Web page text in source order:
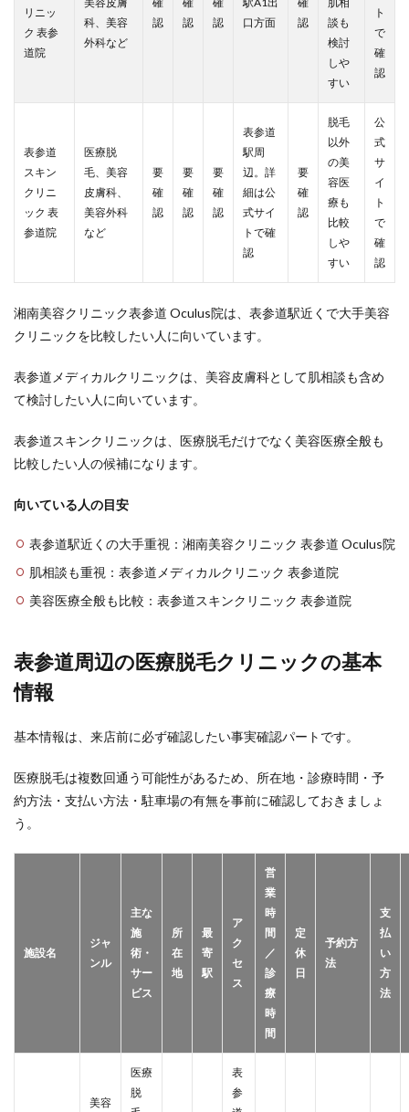
リニッ
ク 表参
道院
科、美容
外科など
認
認
認
口方面
認
談も
検討
しや
すい
ト
で
確
認
表参道
スキン
クリニ
ック 表
参道院
医療脱
毛、美容
皮膚科、
美容外科
など
要
確
認
要
確
認
要
確
認
表参道
駅周
辺。詳
細は公
式サイ
トで確
認
要
確
認
脱毛
以外
の美
容医
療も
比較
しや
すい
公
式
サ
イ
ト
で
確
認
湘南美容クリニック表参道 Oculus院は、表参道駅近くで大手美容
クリニックを比較したい人に向いています。
表参道メディカルクリニックは、美容皮膚科として肌相談も含め
て検討したい人に向いています。
表参道スキンクリニックは、医療脱毛だけでなく美容医療全般も
比較したい人の候補になります。
向いている人の目安
表参道駅近くの大手重視：湘南美容クリニック 表参道 Oculus院
肌相談も重視：表参道メディカルクリニック 表参道院
美容医療全般も比較：表参道スキンクリニック 表参道院
表参道周辺の医療脱毛クリニックの基本
情報
基本情報は、来店前に必ず確認したい事実確認パートです。
医療脱毛は複数回通う可能性があるため、所在地・診療時間・予
約方法・支払い方法・駐車場の有無を事前に確認しておきましょ
う。
施設名
ジャ
ンル
主な
施
術・
サー
ビス
所
在
地
最
寄
駅
ア
ク
セ
ス
営
業
時
間
／
診
療
時
間
定
休
日
予約方
法
支
払
い
方
法
美容
医療
脱
表
参